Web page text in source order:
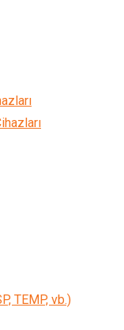
TEMP, vb.)